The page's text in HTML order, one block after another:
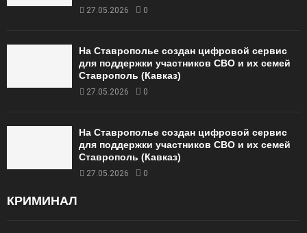
27.05.2026 0
На Ставрополье создан цифровой сервис
для поддержки участников СВО и их семей
Ставрополь (Кавказ)
27.05.2026 0
На Ставрополье создан цифровой сервис
для поддержки участников СВО и их семей
Ставрополь (Кавказ)
27.05.2026 0
КРИМИНАЛ